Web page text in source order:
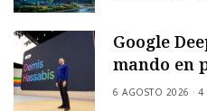
Google
mando en
6 AGOSTO 2026 4